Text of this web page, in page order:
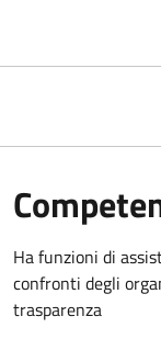
Ha funzioni di
confronti degli
trasparenza